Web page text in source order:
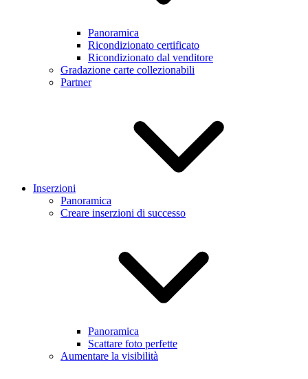
Panoramica
Ricondizionato certificato
Ricondizionato dal venditore
Gradazione carte collezionabili
Partner
Inserzioni
Panoramica
Creare inserzioni di successo
Panoramica
Scattare foto perfette
Aumentare la visibilità